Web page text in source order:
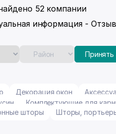
52 компании
информация -
Принять
Декорация окон
Комплектующие для
шторы Шторы,